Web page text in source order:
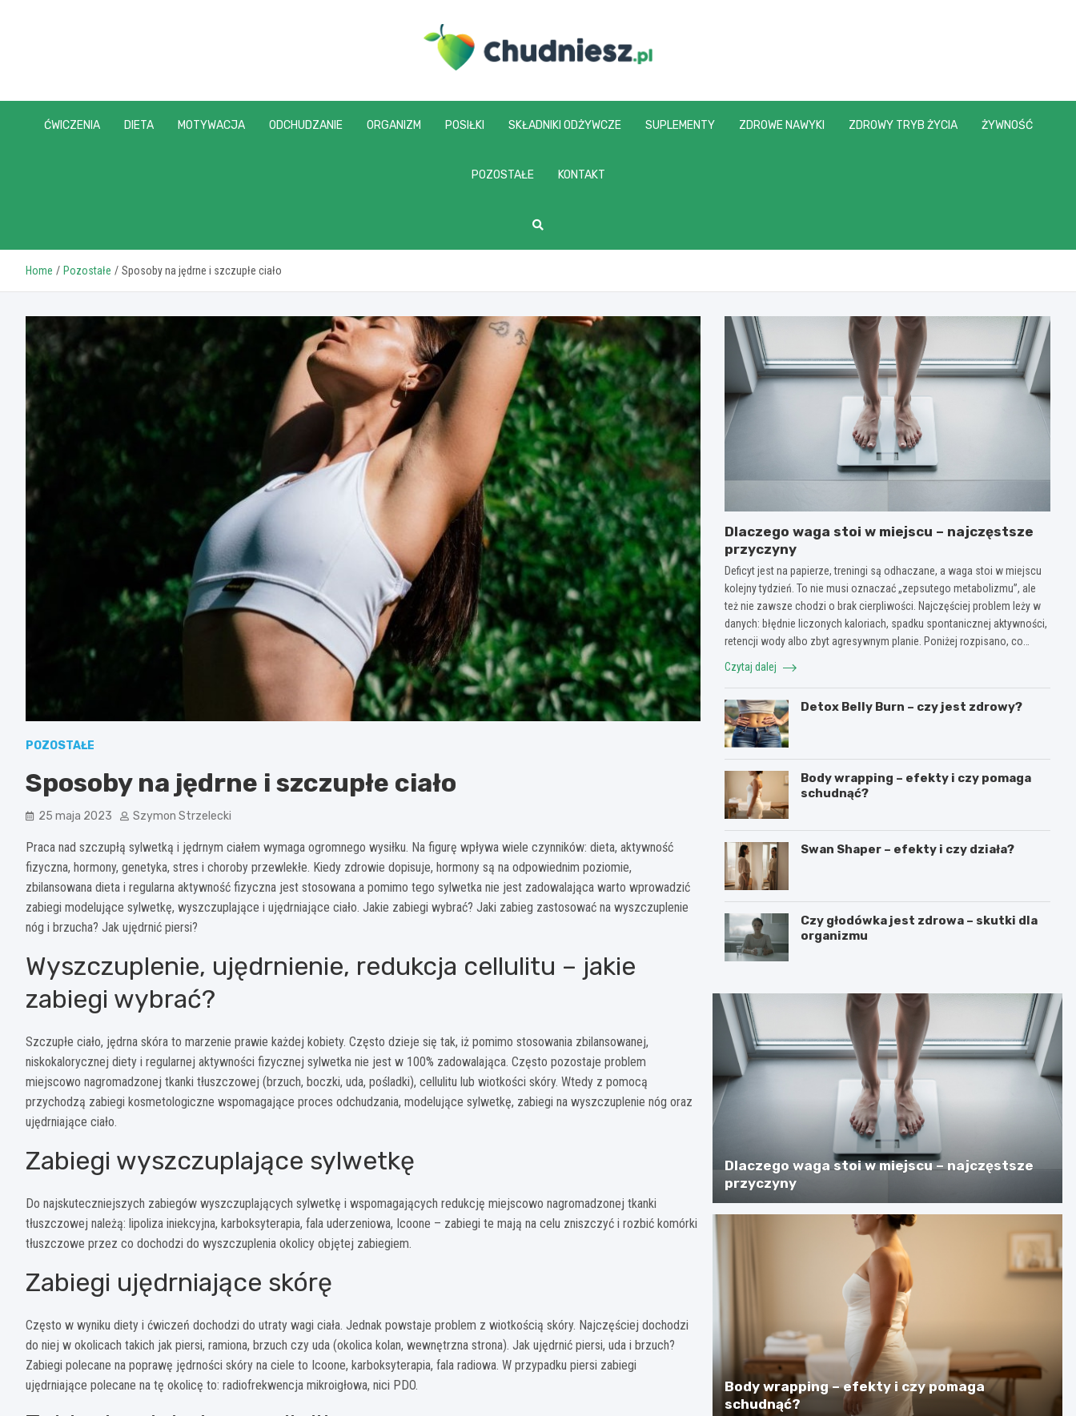
chudniesz.pl
ĆWICZENIA DIETA MOTYWACJA ODCHUDZANIE ORGANIZM POSIŁKI SKŁADNIKI ODŻYWCZE SUPLEMENTY ZDROWE NAWYKI ZDROWY TRYB ŻYCIA ŻYWNOŚĆ
POZOSTAŁE KONTAKT
Home Pozostałe Sposoby na jędrne i szczupłe ciało
POZOSTAŁE
Sposoby na jędrne i szczupłe ciało
25 maja 2023 Szymon Strzelecki
Praca nad szczupłą sylwetką i jędrnym ciałem wymaga ogromnego wysiłku. Na figurę wpływa wiele czynników: dieta, aktywność
fizyczna, hormony, genetyka, stres i choroby przewlekłe. Kiedy zdrowie dopisuje, hormony są na odpowiednim poziomie,
zbilansowana dieta i regularna aktywność fizyczna jest stosowana a pomimo tego sylwetka nie jest zadowalająca warto wprowadzić
zabiegi modelujące sylwetkę, wyszczuplające i ujędrniające ciało. Jakie zabiegi wybrać? Jaki zabieg zastosować na wyszczuplenie
nóg i brzucha? Jak ujędrnić piersi?
Wyszczuplenie, ujędrnienie, redukcja cellulitu – jakie
zabiegi wybrać?
Szczupłe ciało, jędrna skóra to marzenie prawie każdej kobiety. Często dzieje się tak, iż pomimo stosowania zbilansowanej,
niskokalorycznej diety i regularnej aktywności fizycznej sylwetka nie jest w 100% zadowalająca. Często pozostaje problem
miejscowo nagromadzonej tkanki tłuszczowej (brzuch, boczki, uda, pośladki), cellulitu lub wiotkości skóry. Wtedy z pomocą
przychodzą zabiegi kosmetologiczne wspomagające proces odchudzania, modelujące sylwetkę, zabiegi na wyszczuplenie nóg oraz
ujędrniające ciało.
Zabiegi wyszczuplające sylwetkę
Do najskuteczniejszych zabiegów wyszczuplających sylwetkę i wspomagających redukcję miejscowo nagromadzonej tkanki
tłuszczowej należą: lipoliza iniekcyjna, karboksyterapia, fala uderzeniowa, Icoone – zabiegi te mają na celu zniszczyć i rozbić komórki
tłuszczowe przez co dochodzi do wyszczuplenia okolicy objętej zabiegiem.
Zabiegi ujędrniające skórę
Często w wyniku diety i ćwiczeń dochodzi do utraty wagi ciała. Jednak powstaje problem z wiotkością skóry. Najczęściej dochodzi
do niej w okolicach takich jak piersi, ramiona, brzuch czy uda (okolica kolan, wewnętrzna strona). Jak ujędrnić piersi, uda i brzuch?
Zabiegi polecane na poprawę jędrności skóry na ciele to Icoone, karboksyterapia, fala radiowa. W przypadku piersi zabiegi
ujędrniające polecane na tę okolicę to: radiofrekwencja mikroigłowa, nici PDO.
Dlaczego waga stoi w miejscu – najczęstsze
przyczyny
Deficyt jest na papierze, treningi są odhaczane, a waga stoi w miejscu
kolejny tydzień. To nie musi oznaczać „zepsutego metabolizmu”, ale
też nie zawsze chodzi o brak cierpliwości. Najczęściej problem leży w
danych: błędnie liczonych kaloriach, spadku spontanicznej aktywności,
retencji wody albo zbyt agresywnym planie. Poniżej rozpisano, co…
Czytaj dalej
Detox Belly Burn – czy jest zdrowy?
Body wrapping – efekty i czy pomaga
schudnąć?
Swan Shaper – efekty i czy działa?
Czy głodówka jest zdrowa – skutki dla
organizmu
Dlaczego waga stoi w miejscu – najczęstsze
przyczyny
Body wrapping – efekty i czy pomaga
schudnąć?